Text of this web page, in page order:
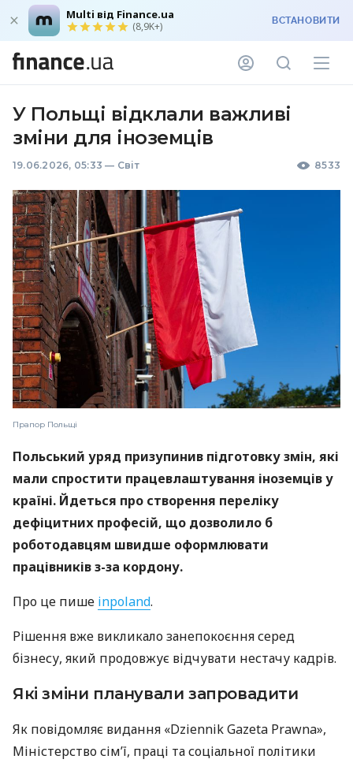
Multi від Finance.ua
(8,9K+) ВСТАНОВИТИ
У Польщі відклали важливі
зміни для іноземців
19.06.2026, 05:33 — Світ 8533
Прапор Польщі
Польський уряд призупинив підготовку змін, які
мали спростити працевлаштування іноземців у
країні. Йдеться про створення переліку
дефіцитних професій, що дозволило б
роботодавцям швидше оформлювати
працівників з-за кордону.
Про це пише inpoland.
Рішення вже викликало занепокоєння серед
бізнесу, який продовжує відчувати нестачу кадрів.
Які зміни планували запровадити
Як повідомляє видання «Dziennik Gazeta Prawna»,
Міністерство сім’ї, праці та соціальної політики